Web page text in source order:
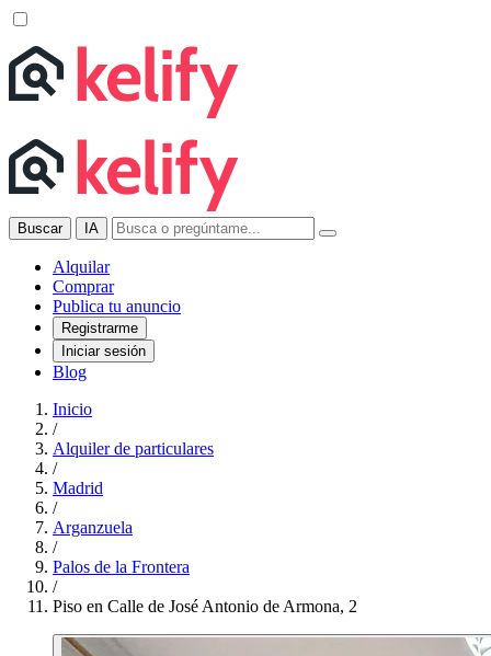
Buscar IA
Alquilar
Comprar
Publica tu anuncio
Registrarme
Iniciar sesión
Blog
Inicio
/
Alquiler de particulares
/
Madrid
/
Arganzuela
/
Palos de la Frontera
/
Piso en Calle de José Antonio de Armona, 2